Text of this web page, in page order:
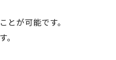
が可能です。